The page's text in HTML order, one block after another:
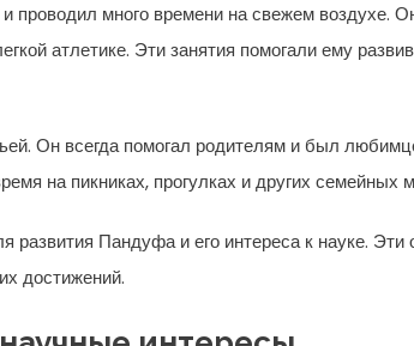
проводил много времени на свежем воздухе.
атлетике. Эти занятия помогали ему
Он всегда помогал родителям и был
на пикниках, прогулках и других семейных
Пандуфа и его интереса к науке. Эти
достижений.